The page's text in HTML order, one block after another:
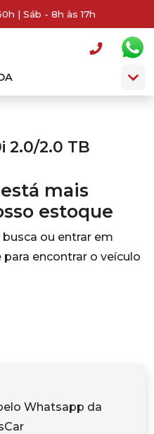
| Sáb - 8h às 17h
2.0/2.0 TB
mais
estoque
ou entrar em
encontrar o veículo
Whatsapp da